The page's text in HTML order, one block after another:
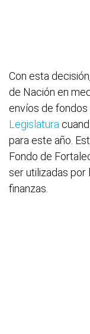
Con esta
de Nación en
envíos de
Legislatura
para este año.
Fondo de
ser utilizadas por
finanzas.